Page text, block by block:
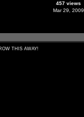
457 views
Mar 29, 2009
THIS AWAY!